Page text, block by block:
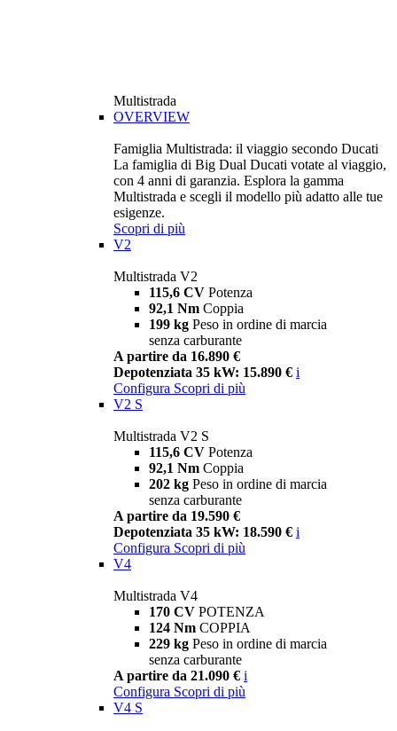
Multistrada
OVERVIEW
Famiglia Multistrada: il viaggio secondo Ducati
La famiglia di Big Dual Ducati votate al viaggio,
con 4 anni di garanzia. Esplora la gamma
Multistrada e scegli il modello più adatto alle tue
esigenze.
Scopri di più
V2
Multistrada V2
115,6 CV Potenza
92,1 Nm Coppia
199 kg Peso in ordine di marcia
senza carburante
A partire da 16.890 €
Depotenziata 35 kW: 15.890 € i
Configura Scopri di più
V2 S
Multistrada V2 S
115,6 CV Potenza
92,1 Nm Coppia
202 kg Peso in ordine di marcia
senza carburante
A partire da 19.590 €
Depotenziata 35 kW: 18.590 € i
Configura Scopri di più
V4
Multistrada V4
170 CV POTENZA
124 Nm COPPIA
229 kg Peso in ordine di marcia
senza carburante
A partire da 21.090 € i
Configura Scopri di più
V4 S